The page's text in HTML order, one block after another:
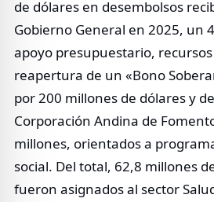
de dólares en desembolsos
Gobierno General en 2025, un
apoyo presupuestario,
reapertura de un «Bono
por 200 millones de dólares y
Corporación Andina de
millones, orientados a
social. Del total, 62,8 millones
fueron asignados al sector